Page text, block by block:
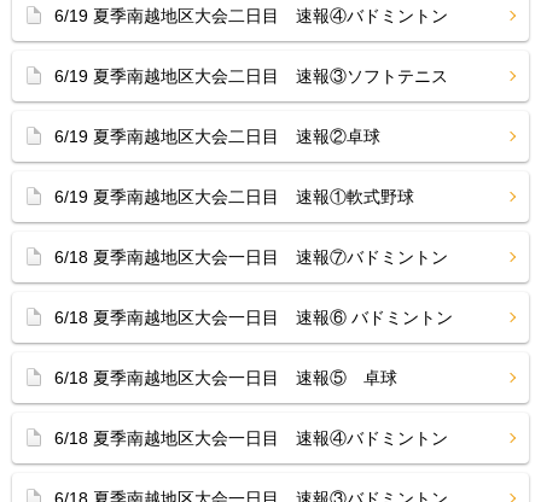
6/19 夏季南越地区大会二日目 速報④バドミントン
6/19 夏季南越地区大会二日目 速報③ソフトテニス
6/19 夏季南越地区大会二日目 速報②卓球
6/19 夏季南越地区大会二日目 速報①軟式野球
6/18 夏季南越地区大会一日目 速報⑦バドミントン
6/18 夏季南越地区大会一日目 速報⑥ バドミントン
6/18 夏季南越地区大会一日目 速報⑤ 卓球
6/18 夏季南越地区大会一日目 速報④バドミントン